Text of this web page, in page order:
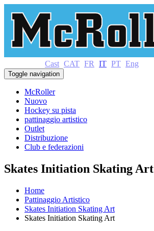
Cast CAT FR IT PT Eng
Toggle navigation
McRoller
Nuovo
Hockey su pista
pattinaggio artistico
Outlet
Distribuzione
Club e federazioni
Skates Initiation Skating Art
Home
Pattinaggio Artistico
Skates Initiation Skating Art
Skates Initiation Skating Art